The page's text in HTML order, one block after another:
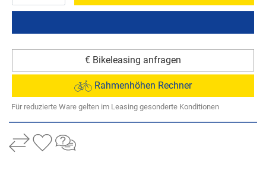
€ Bikeleasing anfragen
Rahmenhöhen Rechner
Für reduzierte Ware gelten im Leasing gesonderte Konditionen